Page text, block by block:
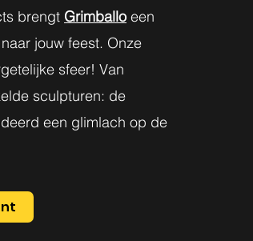
brengt Grimballo een
jouw feest. Onze
sfeer! Van
sculpturen: de
een glimlach op de